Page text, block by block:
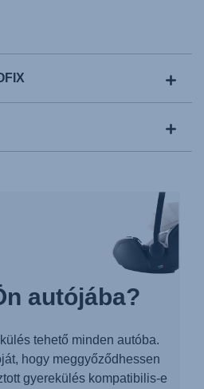
autójába?
tehető minden autóba.
hogy meggyőződhessen
gyerekülés kompatibilis-e